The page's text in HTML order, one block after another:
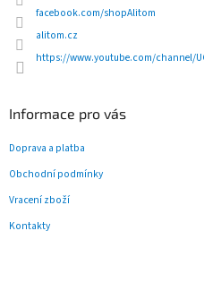
facebook.com/shopAlitom
alitom.cz
https://www.youtube.com/channel/
Informace pro vás
Doprava a platba
Obchodní podmínky
Vracení zboží
Kontakty